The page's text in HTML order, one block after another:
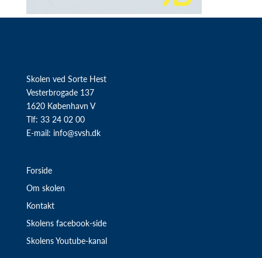
Skolen ved Sorte Hest
Vesterbrogade 137
1620 København V
Tlf: 33 24 02 00
E-mail: info@svsh.dk
Forside
Om skolen
Kontakt
Skolens facebook-side
Skolens Youtube-kanal